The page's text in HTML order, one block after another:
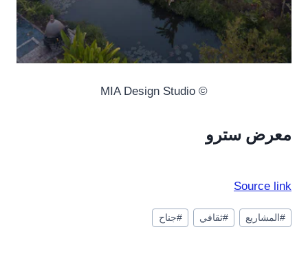
© MIA Design Studio
معرض سترو
Source link
وسوم
المقال:
# المشاريع #ثقافي #جناح